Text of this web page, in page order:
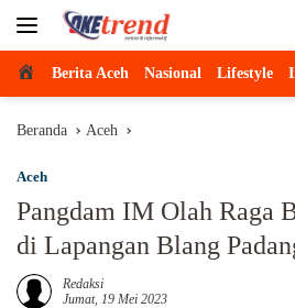
Beranda
Berita Aceh Nasional Lifestyle
Beranda Aceh
Aceh
Pangdam IM Olah Raga
di Lapangan Blang
Redaksi
Jumat, 19 Mei 2023